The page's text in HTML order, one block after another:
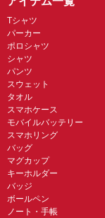
Tシャツ
パーカー
ポロシャツ
シャツ
パンツ
スウェット
タオル
スマホケース
モバイルバッテリー
スマホリング
バッグ
マグカップ
キーホルダー
バッジ
ボールペン
ノート・手帳